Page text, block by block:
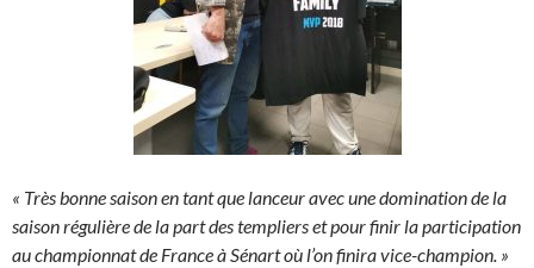
« Très bonne saison en tant que lanceur avec une domination de la
saison régulière de la part des templiers et pour finir la participation
au championnat de France à Sénart où l’on finira vice-champion. »